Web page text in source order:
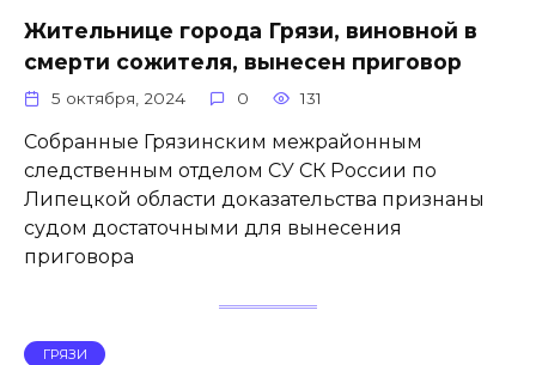
Жительнице города Грязи, виновной в
смерти сожителя, вынесен приговор
5 октября, 2024 0 131
Собранные Грязинским межрайонным
следственным отделом СУ СК России по
Липецкой области доказательства признаны
судом достаточными для вынесения
приговора
ГРЯЗИ